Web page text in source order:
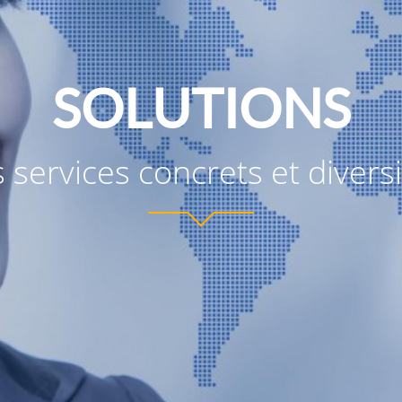
SOLUTIONS
services concrets et